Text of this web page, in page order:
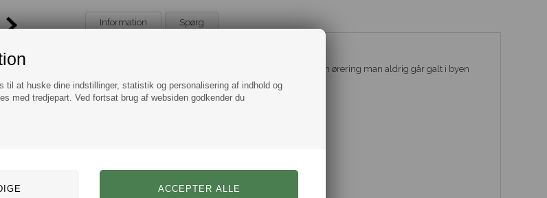
til at huske dine indstillinger, statistik og personalisering af indhold og
med tredjepart. Ved fortsat brug af websiden godkender du
Information Spørg
En flot og klassisk ørering til mænd i en dyb blå farve. En ørering man aldrig går galt i byen
Udført i god kvalitet af 316L kirugisk stål.
Bredde 4mm